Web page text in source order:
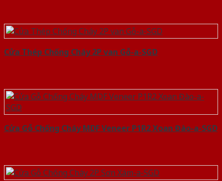
Cửa Thép Chống Cháy 2P van Gỗ-a-SGD
Cửa Gỗ Chống Cháy MDF Veneer P1R2 Xoan Đào-a-SGD